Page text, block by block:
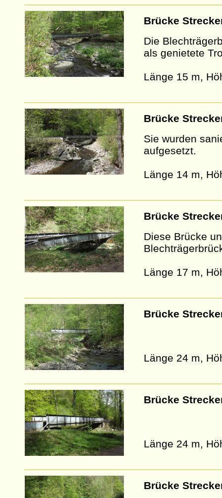
Brücke
Die
als genietete
Länge 15 m,
Brücke
Sie wurden
aufgesetzt.
Länge 14 m,
Brücke
Diese Brücke
Länge 17 m,
Brücke
Länge 24 m,
Brücke
Länge 24 m,
Brücke